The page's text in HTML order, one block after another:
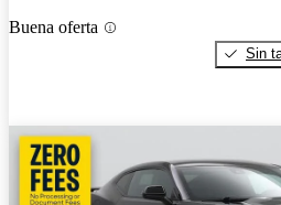
Buena oferta
Sin